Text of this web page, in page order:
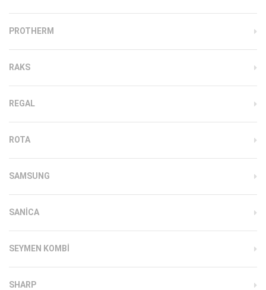
PROTHERM
RAKS
REGAL
ROTA
SAMSUNG
SANICA
SEYMEN KOMBI
SHARP